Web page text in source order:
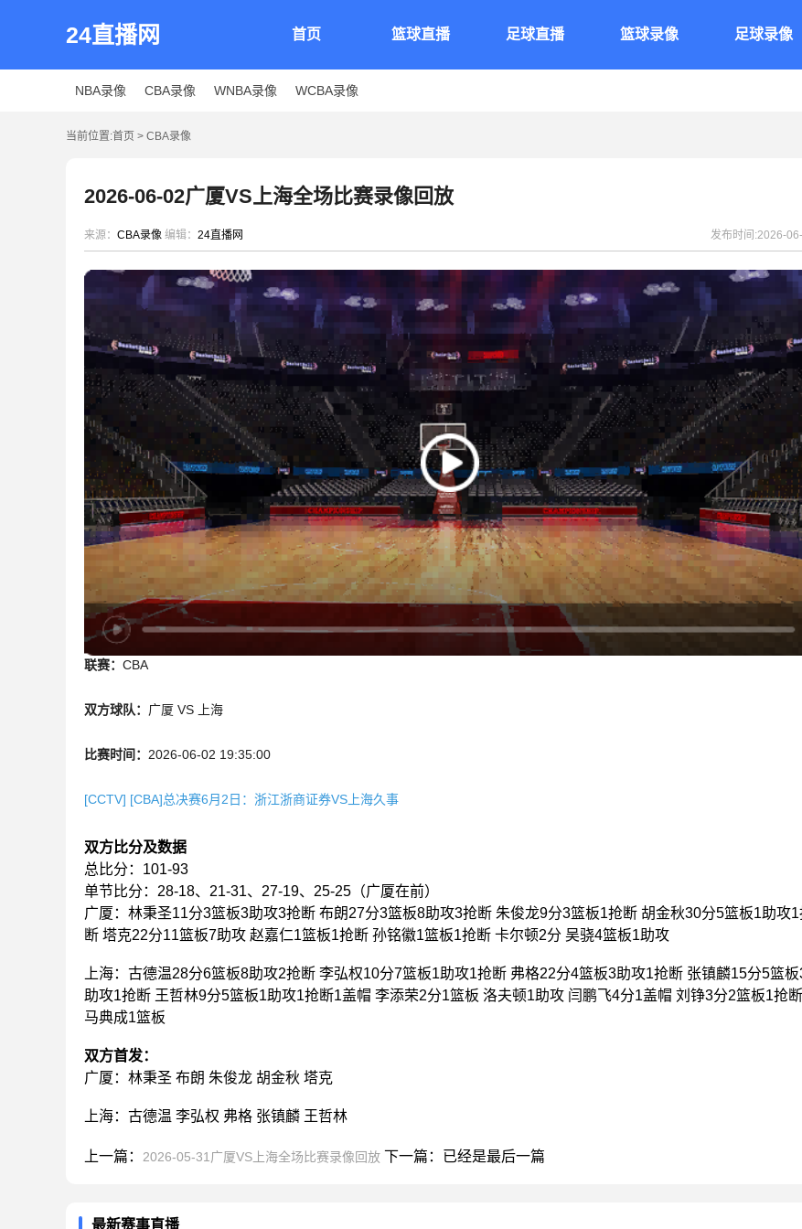
24直播网 首页 篮球直播 足球直播 篮球录像 足球录像
NBA录像 CBA录像 WNBA录像 WCBA录像
当前位置:首页 > CBA录像
2026-06-02广厦VS上海全场比赛录像回放
来源： CBA录像 编辑： 24直播网 发布时间:2026-
联赛： CBA
双方球队： 广厦 VS 上海
比赛时间： 2026-06-02 19:35:00
[CCTV] [CBA]总决赛6月2日：浙江浙商证券VS上海久事
双方比分及数据
总比分：101-93
单节比分：28-18、21-31、27-19、25-25（广厦在前）
广厦：林秉圣11分3篮板3助攻3抢断 布朗27分3篮板8助攻3抢断 朱俊龙9分3篮板1抢断 胡金秋30分5篮板1助攻1
断 塔克22分11篮板7助攻 赵嘉仁1篮板1抢断 孙铭徽1篮板1抢断 卡尔顿2分 吴骁4篮板1助攻
上海：古德温28分6篮板8助攻2抢断 李弘权10分7篮板1助攻1抢断 弗格22分4篮板3助攻1抢断 张镇麟15分5篮板
助攻1抢断 王哲林9分5篮板1助攻1抢断1盖帽 李添荣2分1篮板 洛夫顿1助攻 闫鹏飞4分1盖帽 刘铮3分2篮板1抢断
马典成1篮板
双方首发：
广厦：林秉圣 布朗 朱俊龙 胡金秋 塔克
上海：古德温 李弘权 弗格 张镇麟 王哲林
上一篇： 2026-05-31广厦VS上海全场比赛录像回放 下一篇：已经是最后一篇
最新赛事直播